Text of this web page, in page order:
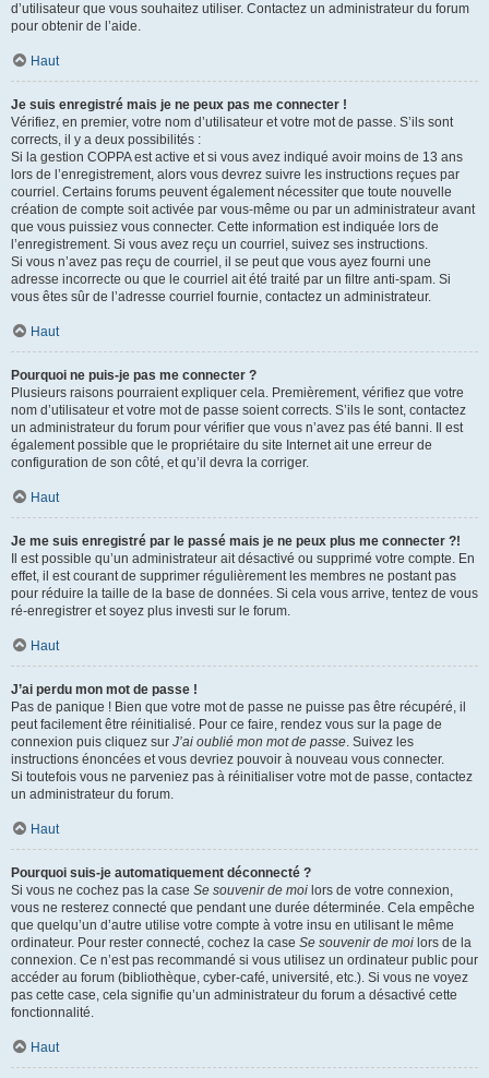
d’utilisateur que vous souhaitez utiliser. Contactez un administrateur du forum
pour obtenir de l’aide.
Haut
Je suis enregistré mais je ne peux pas me connecter !
Vérifiez, en premier, votre nom d’utilisateur et votre mot de passe. S’ils sont
corrects, il y a deux possibilités :
Si la gestion COPPA est active et si vous avez indiqué avoir moins de 13 ans
lors de l’enregistrement, alors vous devrez suivre les instructions reçues par
courriel. Certains forums peuvent également nécessiter que toute nouvelle
création de compte soit activée par vous-même ou par un administrateur avant
que vous puissiez vous connecter. Cette information est indiquée lors de
l’enregistrement. Si vous avez reçu un courriel, suivez ses instructions.
Si vous n’avez pas reçu de courriel, il se peut que vous ayez fourni une
adresse incorrecte ou que le courriel ait été traité par un filtre anti-spam. Si
vous êtes sûr de l’adresse courriel fournie, contactez un administrateur.
Haut
Pourquoi ne puis-je pas me connecter ?
Plusieurs raisons pourraient expliquer cela. Premièrement, vérifiez que votre
nom d’utilisateur et votre mot de passe soient corrects. S’ils le sont, contactez
un administrateur du forum pour vérifier que vous n’avez pas été banni. Il est
également possible que le propriétaire du site Internet ait une erreur de
configuration de son côté, et qu’il devra la corriger.
Haut
Je me suis enregistré par le passé mais je ne peux plus me connecter ?!
Il est possible qu’un administrateur ait désactivé ou supprimé votre compte. En
effet, il est courant de supprimer régulièrement les membres ne postant pas
pour réduire la taille de la base de données. Si cela vous arrive, tentez de vous
ré-enregistrer et soyez plus investi sur le forum.
Haut
J’ai perdu mon mot de passe !
Pas de panique ! Bien que votre mot de passe ne puisse pas être récupéré, il
peut facilement être réinitialisé. Pour ce faire, rendez vous sur la page de
connexion puis cliquez sur J’ai oublié mon mot de passe. Suivez les
instructions énoncées et vous devriez pouvoir à nouveau vous connecter.
Si toutefois vous ne parveniez pas à réinitialiser votre mot de passe, contactez
un administrateur du forum.
Haut
Pourquoi suis-je automatiquement déconnecté ?
Si vous ne cochez pas la case Se souvenir de moi lors de votre connexion,
vous ne resterez connecté que pendant une durée déterminée. Cela empêche
que quelqu’un d’autre utilise votre compte à votre insu en utilisant le même
ordinateur. Pour rester connecté, cochez la case Se souvenir de moi lors de la
connexion. Ce n’est pas recommandé si vous utilisez un ordinateur public pour
accéder au forum (bibliothèque, cyber-café, université, etc.). Si vous ne voyez
pas cette case, cela signifie qu’un administrateur du forum a désactivé cette
fonctionnalité.
Haut